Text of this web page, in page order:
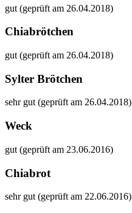
gut (geprüft am 26.04.2018)
Chiabrötchen
gut (geprüft am 26.04.2018)
Sylter Brötchen
sehr gut (geprüft am 26.04.2018)
Weck
gut (geprüft am 23.06.2016)
Chiabrot
sehr gut (geprüft am 22.06.2016)